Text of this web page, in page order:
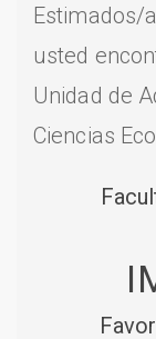
Estimados/
usted
Unidad de
Ciencias